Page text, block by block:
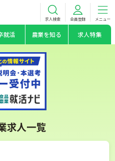
求人検索 会員登録 メニュー
就活 農業を知る 求人特集
求人一覧